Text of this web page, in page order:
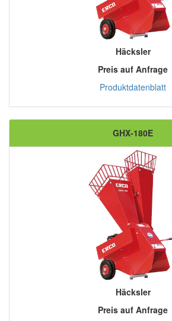
Häcksler
Preis auf Anfrage
Produktdatenblatt
GHX-180E
Häcksler
Preis auf Anfrage